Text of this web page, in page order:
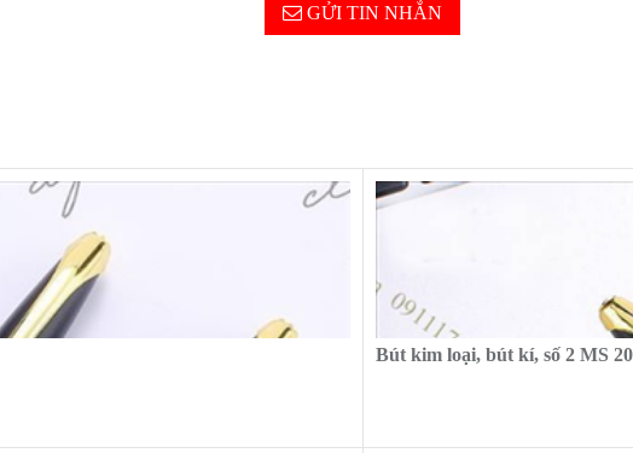
GỬI TIN NHẮN
Bút kim loại, bút kí, số 2 MS